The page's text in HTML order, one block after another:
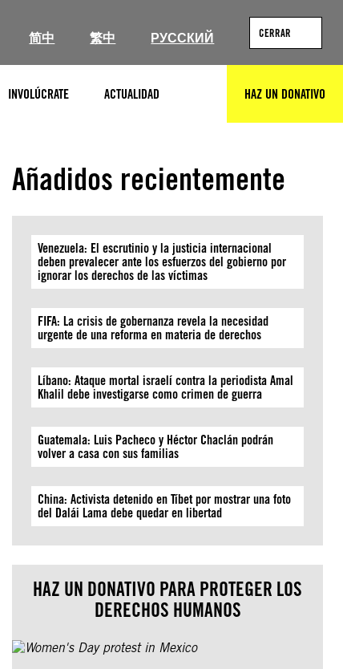
简中 繁中 РУССКИЙ CERRAR
INVOLÚCRATE ACTUALIDAD HAZ UN DONATIVO
Añadidos recientemente
Venezuela: El escrutinio y la justicia internacional
deben prevalecer ante los esfuerzos del gobierno por
ignorar los derechos de las víctimas
FIFA: La crisis de gobernanza revela la necesidad
urgente de una reforma en materia de derechos
Líbano: Ataque mortal israelí contra la periodista Amal
Khalil debe investigarse como crimen de guerra
Guatemala: Luis Pacheco y Héctor Chaclán podrán
volver a casa con sus familias
China: Activista detenido en Tíbet por mostrar una foto
del Dalái Lama debe quedar en libertad
HAZ UN DONATIVO PARA PROTEGER LOS
DERECHOS HUMANOS